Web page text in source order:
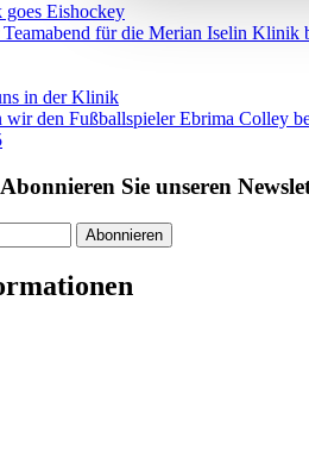
Eishockey
für die Merian Iselin
in der Klinik
den Fußballspieler Ebrima Colley
Abonnieren Sie unseren
Abonnieren